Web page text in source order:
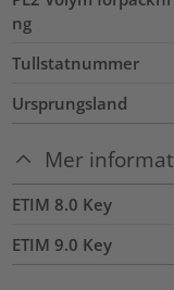
ng
Tullstatnummer
Ursprungsland
Mer
ETIM 8.0 Key
ETIM 9.0 Key